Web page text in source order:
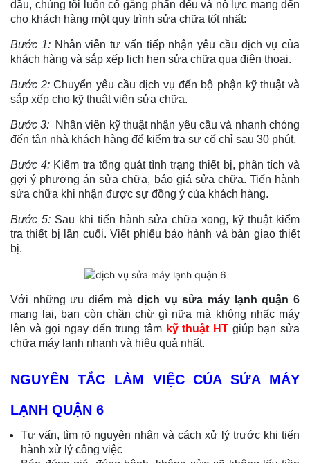
đầu, chúng tôi luôn cố gắng phấn đếu và nỗ lực mang đến
cho khách hàng một quy trình sửa chữa tốt nhất:
Bước 1:Nhân viên tư vấn tiếp nhận yêu cầu dịch vụ của
khách hàng và sắp xếp lịch hẹn sửa chữa qua điện thoại.
Bước 2: Chuyển yêu cầu dịch vụ đến bộ phận kỹ thuật và
sắp xếp cho kỹ thuật viên sửa chữa.
Bước 3: Nhân viên kỹ thuật nhận yêu cầu và nhanh chóng
đến tận nhà khách hàng để kiểm tra sự cố chỉ sau 30 phút.
Bước 4: Kiểm tra tổng quát tình trạng thiết bị, phân tích và
gợi ý phương án sửa chữa, báo giá sửa chữa. Tiến hành
sửa chữa khi nhận được sự đồng ý của khách hàng.
Bước 5:Sau khi tiến hành sửa chữa xong, kỹ thuật kiểm
tra thiết bị lần cuối. Viết phiếu bảo hành và bàn giao thiết
bị.
Với những ưu điểm màdịch vụ sửa máy lạnh quận 6
mang lại, bạn còn chần chừ gì nữa mà không nhấc máy
lên và gọi ngay đến trung tâm kỹ thuật HT giúp bạn sửa
chữa máy lạnh nhanh và hiệu quả nhất.
NGUYÊN TẮC LÀM VIỆC CỦA SỬA MÁY
LẠNH QUẬN 6
Tư vấn, tìm rõ nguyên nhân và cách xử lý trước khi tiến
hành xử lý công việc